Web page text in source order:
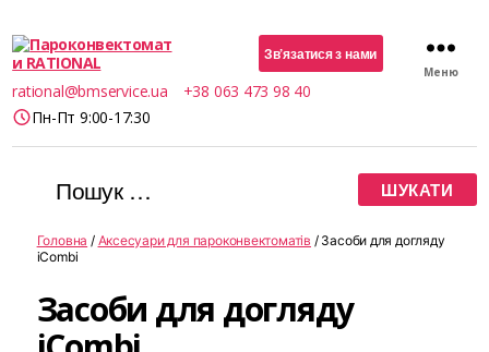
Пароконвектомати
RATIONAL
Зв’язатися з нами
rational@bmservice.ua
+38 063 473 98 40
Пн-Пт 9:00-17:30
Меню
Шукати:
Головна / Аксесуари для пароконвектоматів / Засоби для догляду
iCombi
Засоби для догляду